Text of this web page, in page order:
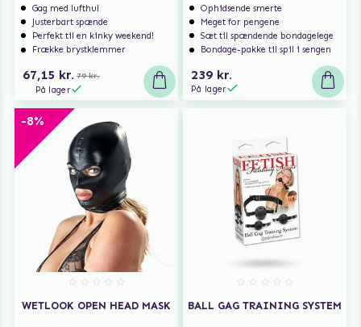
Gag med lufthul
Justerbart spænde
Perfekt til en kinky weekend!
Frække brystklemmer
67,15 kr. 79 kr.
På lager
Ophidsende smerte
Meget for pengene
Sæt til spændende bondagelege
Bondage-pakke til spil i sengen
239 kr.
På lager
-8%
WETLOOK OPEN HEAD MASK BALL GAG TRAINING SYSTEM